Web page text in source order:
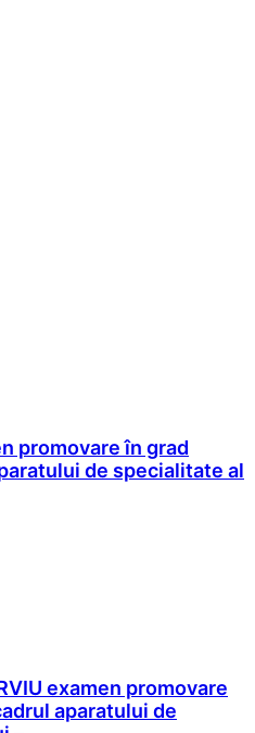
promovare în grad
de specialitate al
examen promovare
aparatului de